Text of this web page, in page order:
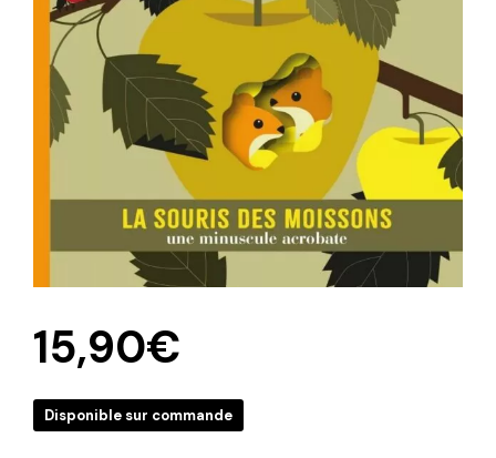
15,90€
Disponible sur commande